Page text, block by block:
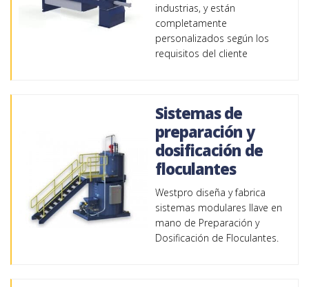
industrias, y están
completamente
personalizados según los
requisitos del cliente
Sistemas de
preparación y
dosificación de
floculantes
Westpro diseña y fabrica
sistemas modulares llave en
mano de Preparación y
Dosificación de Floculantes.